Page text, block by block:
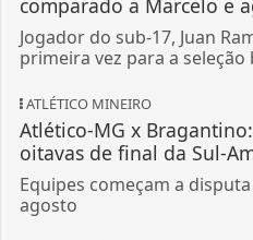
comparado a Marcelo e
Jogador do sub-17, Juan
primeira vez para a
ATLÉTICO MINEIRO
Atlético-MG x
oitavas de final da Sul-
Equipes começam a
agosto